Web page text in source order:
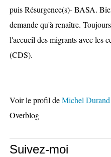
puis Résurgence(s)- BASA.
demande qu'à renaître.
l'accueil des migrants avec les
(CDS).
Voir le profil deMichel Durand
Overblog
Suivez-moi